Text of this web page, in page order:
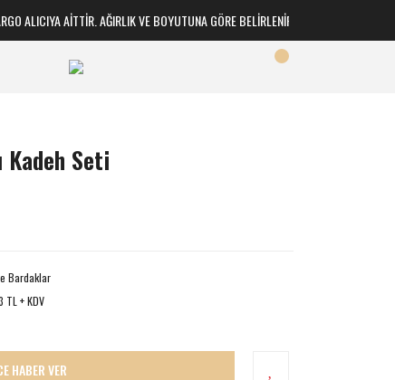
ALICIYA AİTTİR. AĞIRLIK VE BOYUTUNA GÖRE BELİRLENİR
Kadeh Seti
Bardaklar
TL + KDV
HABER VER